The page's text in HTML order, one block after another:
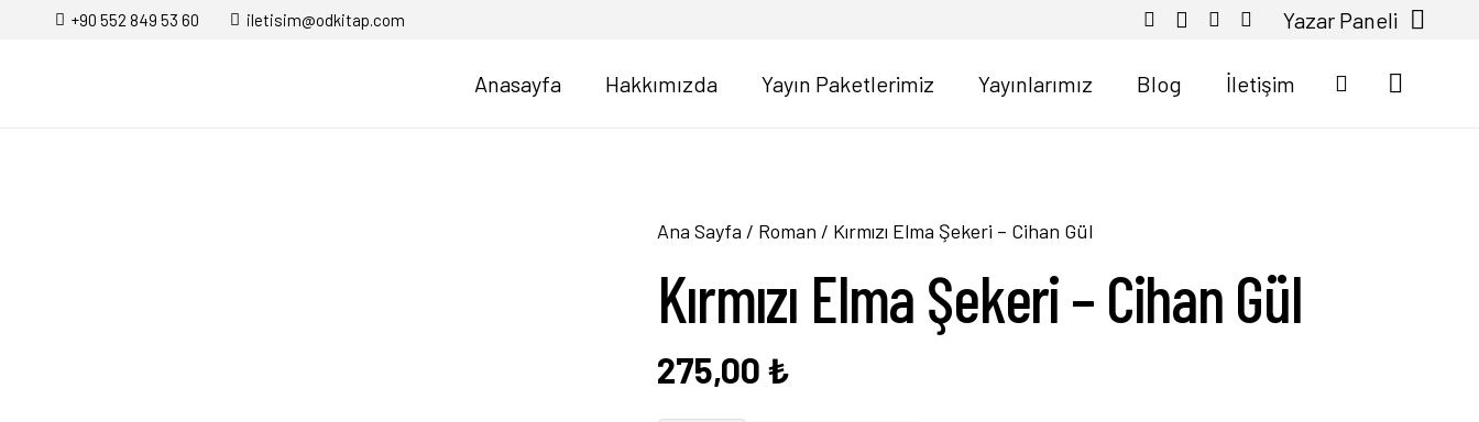
+90 552 849 53 60 iletisim@odkitap.com Yazar Paneli
Anasayfa Hakkımızda Yayın Paketlerimiz Yayınlarımız Blog İletişim
Ana Sayfa / Roman / Kırmızı Elma Şekeri – Cihan Gül
Kırmızı Elma Şekeri – Cihan Gül
275,00 ₺